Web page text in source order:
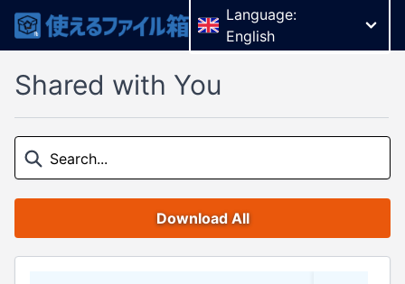
Language:
English
Shared with You
Download All